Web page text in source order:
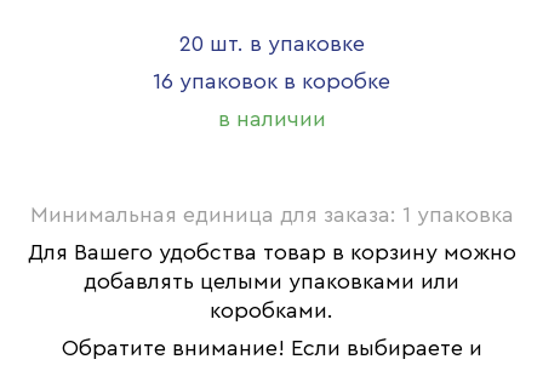
20 шт. в упаковке
16 упаковок в коробке
в наличии
Минимальная единица для заказа: 1 упаковка
Для Вашего удобства товар в корзину можно
добавлять целыми упаковками или
коробками.
Обратите внимание! Если выбираете и